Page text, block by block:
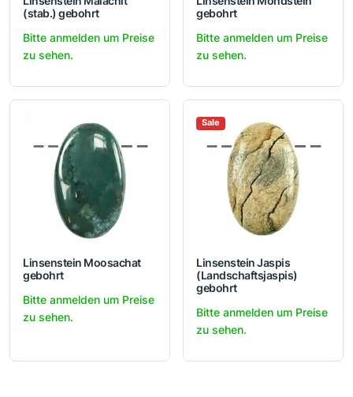
(stab.) gebohrt
Bitte anmelden um Preise
zu sehen.
gebohrt
Bitte anmelden um Preise
zu sehen.
Linsenstein Moosachat
gebohrt
Bitte anmelden um Preise
zu sehen.
Sale
Linsenstein Jaspis
(Landschaftsjaspis)
gebohrt
Bitte anmelden um Preise
zu sehen.